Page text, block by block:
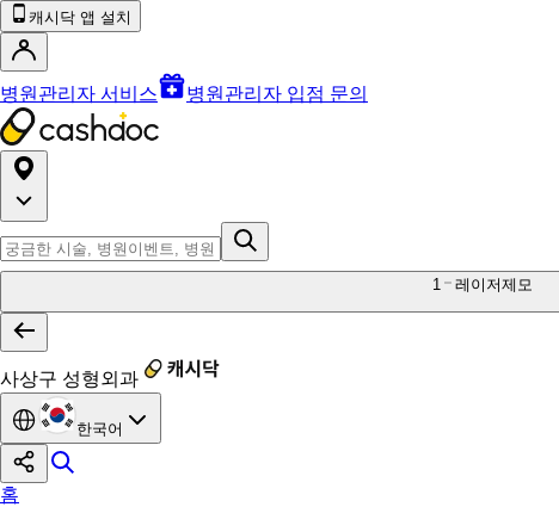
캐시닥 앱 설치
병원관리자 서비스 병원관리자 입점 문의
1 레이저제모
사상구 성형외과
한국어
홈